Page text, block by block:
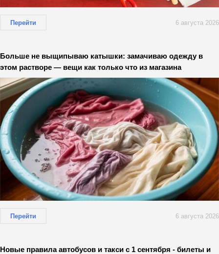
Перейти 6 августа 2026
Больше не выщипываю катышки: замачиваю одежду в
этом растворе — вещи как только что из магазина
Перейти 6 августа 2026
Новые правила автобусов и такси с 1 сентября - билеты и